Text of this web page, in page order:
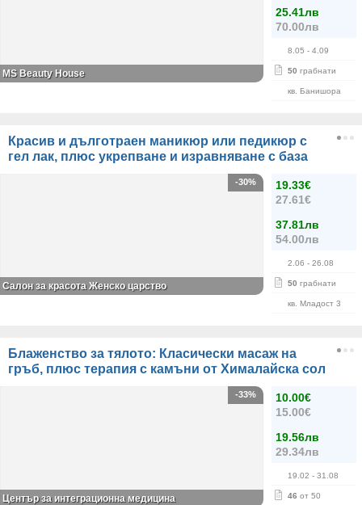
25.41лв
70.00лв
8.05 - 4.09
50 грабнати
кв. Банишора
МS Beauty House
Красив и дълготраен маникюр или педикюр с
гел лак, плюс укрепване и изравняване с база
19.33€
27.61€
37.81лв
54.00лв
2.06 - 26.08
50 грабнати
кв. Младост 3
-30%
Салон за красота Женско царство
Блаженство за тялото: Класически масаж на
гръб, плюс терапия с камъни от Хималайска сол
10.00€
15.00€
19.56лв
29.34лв
19.02 - 31.08
46 от 50
-33%
Център за интеграционна медицина